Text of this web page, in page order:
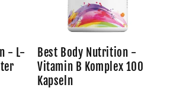
- L-
Best Body Nutrition -
Vitamin B Komplex 100
Kapseln